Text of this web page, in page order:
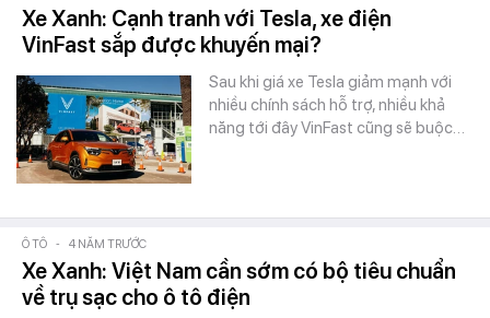
Xe Xanh: Cạnh tranh với Tesla, xe điện
VinFast sắp được khuyến mại?
Sau khi giá xe Tesla giảm mạnh với
nhiều chính sách hỗ trợ, nhiều khả
năng tới đây VinFast cũng sẽ buộc…
Ô TÔ - 4 NĂM TRƯỚC
Xe Xanh: Việt Nam cần sớm có bộ tiêu chuẩn
về trụ sạc cho ô tô điện